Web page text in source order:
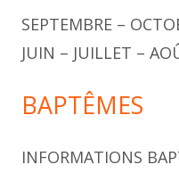
SEPTEMBRE –
JUIN – JUILLET –
BAPTÊMES
INFORMATIONS